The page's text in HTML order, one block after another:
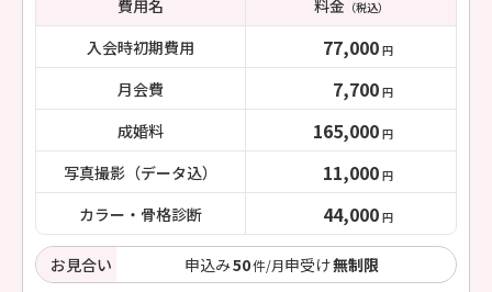
費用名 料金（税込）
入会時初期費用 77,000 円
月会費 7,700 円
成婚料 165,000 円
写真撮影（データ込） 11,000 円
カラー・骨格診断 44,000 円
お見合い 申込み50件/月申受け無制限